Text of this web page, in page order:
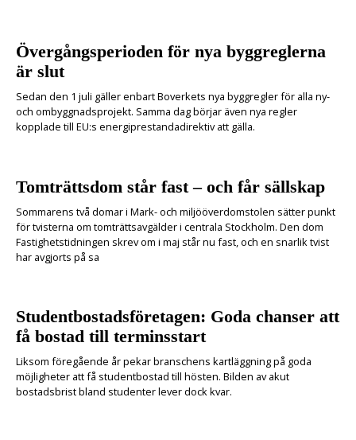
Övergångsperioden för nya byggreglerna
är slut
Sedan den 1 juli gäller enbart Boverkets nya byggregler för alla ny-
och ombyggnadsprojekt. Samma dag börjar även nya regler
kopplade till EU:s energiprestandadirektiv att gälla.
Tomträttsdom står fast – och får sällskap
Sommarens två domar i Mark- och miljööverdomstolen sätter punkt
för tvisterna om tomträttsavgälder i centrala Stockholm. Den dom
Fastighetstidningen skrev om i maj står nu fast, och en snarlik tvist
har avgjorts på sa
Studentbostadsföretagen: Goda chanser att
få bostad till terminsstart
Liksom föregående år pekar branschens kartläggning på goda
möjligheter att få studentbostad till hösten. Bilden av akut
bostadsbrist bland studenter lever dock kvar.